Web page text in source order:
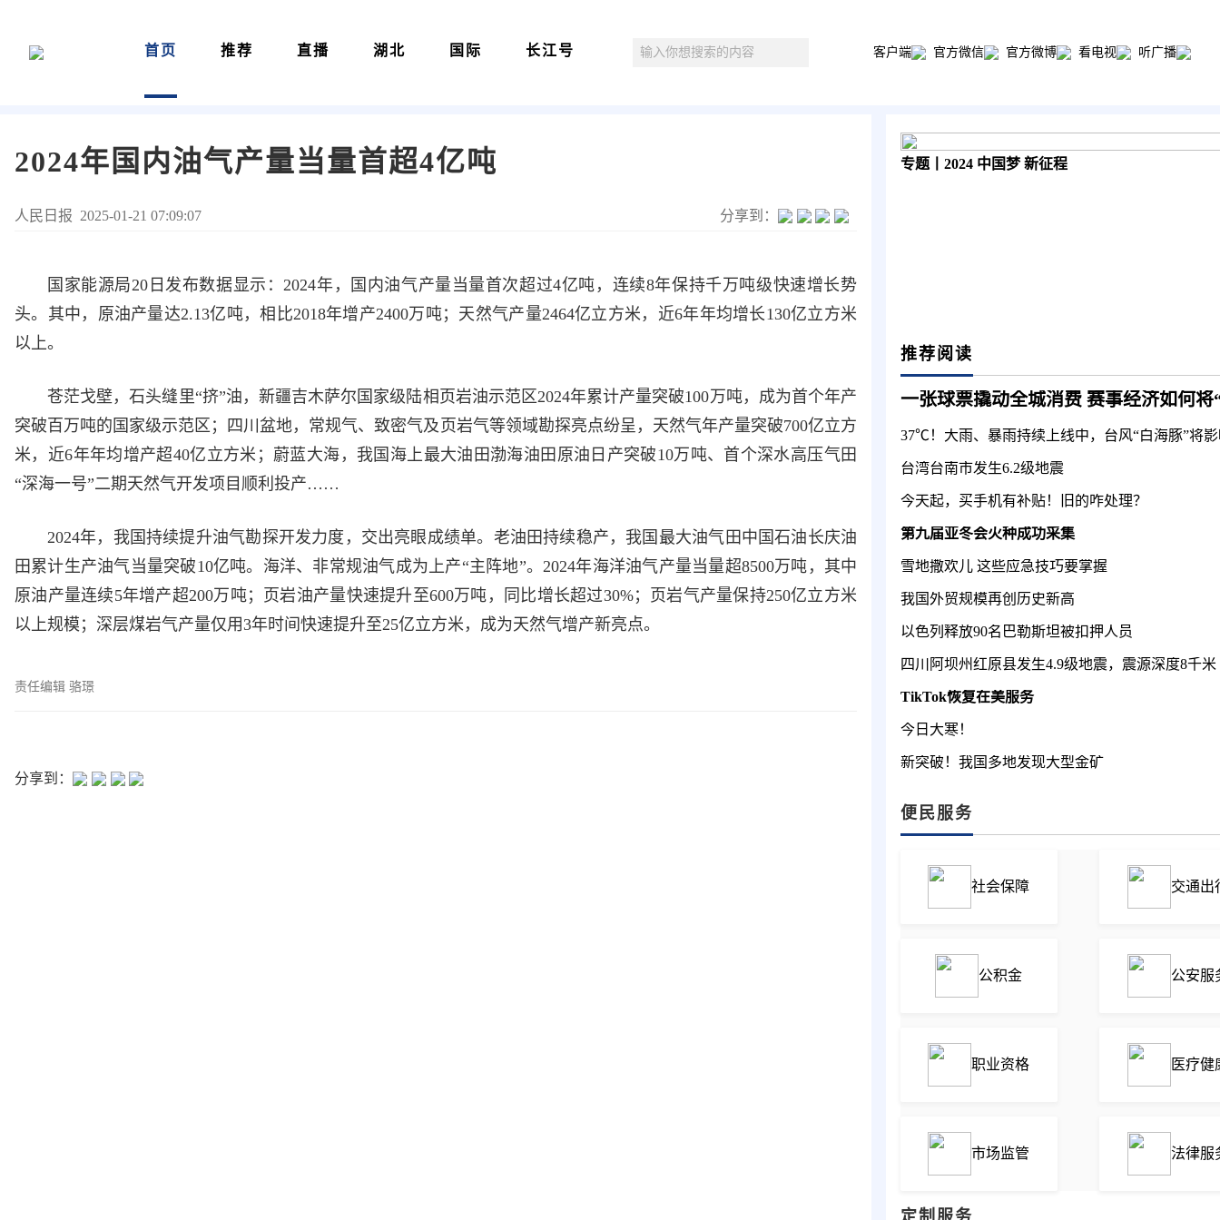
首页 推荐 直播 湖北 国际 长江号 客户端 官方微信 官方微博 看电视 听广播
2024年国内油气产量当量首超4亿吨
人民日报 2025-01-21 07:09:07 分享到：
国家能源局20日发布数据显示：2024年，国内油气产量当量首次超过4亿吨，连续8年保持千万吨级快速增长势
头。其中，原油产量达2.13亿吨，相比2018年增产2400万吨；天然气产量2464亿立方米，近6年年均增长130亿立方米
以上。
苍茫戈壁，石头缝里“挤”油，新疆吉木萨尔国家级陆相页岩油示范区2024年累计产量突破100万吨，成为首个年产
突破百万吨的国家级示范区；四川盆地，常规气、致密气及页岩气等领域勘探亮点纷呈，天然气年产量突破700亿立方
米，近6年年均增产超40亿立方米；蔚蓝大海，我国海上最大油田渤海油田原油日产突破10万吨、首个深水高压气田
“深海一号”二期天然气开发项目顺利投产……
2024年，我国持续提升油气勘探开发力度，交出亮眼成绩单。老油田持续稳产，我国最大油气田中国石油长庆油
田累计生产油气当量突破10亿吨。海洋、非常规油气成为上产“主阵地”。2024年海洋油气产量当量超8500万吨，其中
原油产量连续5年增产超200万吨；页岩油产量快速提升至600万吨，同比增长超过30%；页岩气产量保持250亿立方米
以上规模；深层煤岩气产量仅用3年时间快速提升至25亿立方米，成为天然气增产新亮点。
责任编辑 骆璟
分享到：
专题丨2024 中国梦 新征程
推荐阅读
台湾台南市发生6.2级地震
今天起，买手机有补贴！旧的咋处理？
第九届亚冬会火种成功采集
雪地撒欢儿 这些应急技巧要掌握
我国外贸规模再创历史新高
以色列释放90名巴勒斯坦被扣押人员
四川阿坝州红原县发生4.9级地震，震源深度8千米
TikTok恢复在美服务
今日大寒！
新突破！我国多地发现大型金矿
便民服务
社会保障 交通出
公积金 公安服
职业资格 医疗健
市场监管 法律服
定制服务